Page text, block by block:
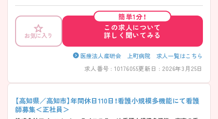
ます。 ご興味がある方は、ご面接のポイントをお伝えしますので、お気軽
にお問い合わせください。
お気に入り
簡単1分！
この求人について
詳しく聞いてみる
医療法人産研会 上町病院 求人一覧はこちら
求人番号 : 10176055更新日 : 2026年3月25日
【高知県／高知市】年間休日110日！看護小規模多機能にて看護
師募集＜正社員＞